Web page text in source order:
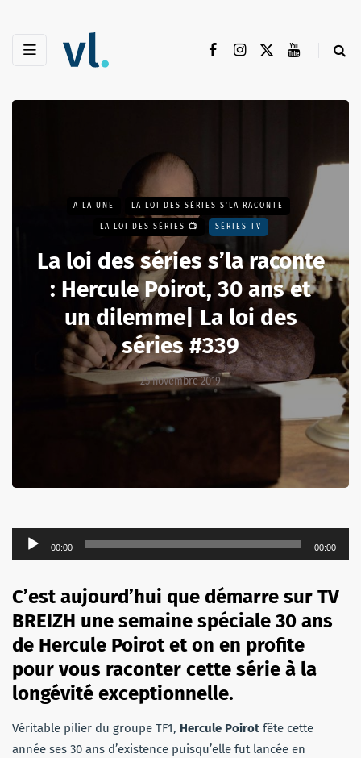
A LA UNE LA LOI DES SÉRIES S'LA RACONTE
LA LOI DES SÉRIES 📺 SÉRIES TV
La loi des séries s’la raconte
: Hercule Poirot, 30 ans et
un dilemme| La loi des
séries #339
25 novembre 2019
Lecteur
audio
00:00 00:00
C’est aujourd’hui que démarre sur TV
BREIZH une semaine spéciale 30 ans
de Hercule Poirot et on en profite
pour vous raconter cette série à la
longévité exceptionnelle.
Véritable pilier du groupe TF1, Hercule Poirot fête cette
année ses 30 ans d’existence puisqu’elle fut lancée en